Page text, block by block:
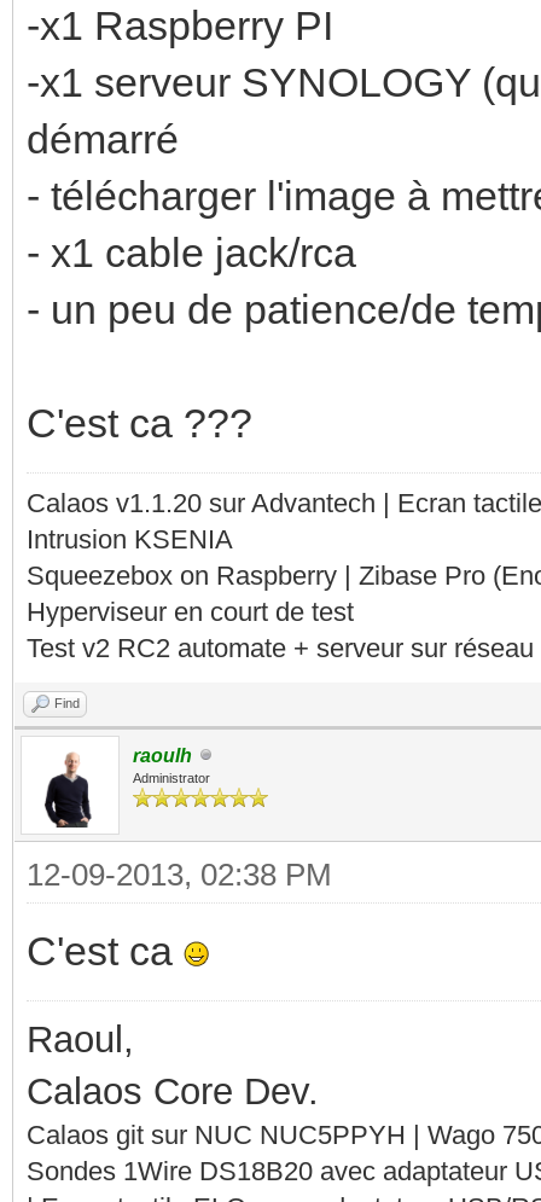
-x1 Raspberry PI
-x1 serveur SYNOLOGY
démarré
- télécharger l'image à
- x1 cable jack/rca
- un peu de patience/de
C'est ca ???
Calaos v1.1.20 sur Advantech | Ecran
Intrusion KSENIA
Squeezebox on Raspberry | Zibase Pro
Hyperviseur en court de test
Test v2 RC2 automate + serveur sur
Find
raoulh
Administrator
12-09-2013, 02:38 PM
C'est ca
Raoul,
Calaos Core Dev.
Calaos git sur NUC NUC5PPYH | Wago
Sondes 1Wire DS18B20 avec adaptateur